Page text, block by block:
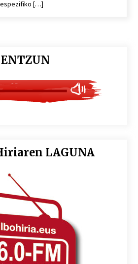
07/07
07/03
Paul McCartney eta Ringo Starr-en
07/03
#297: Bide, Boards Of Canada, Somak,
Teens, Underscores, Habia
espezifiko […]
LAGUNA